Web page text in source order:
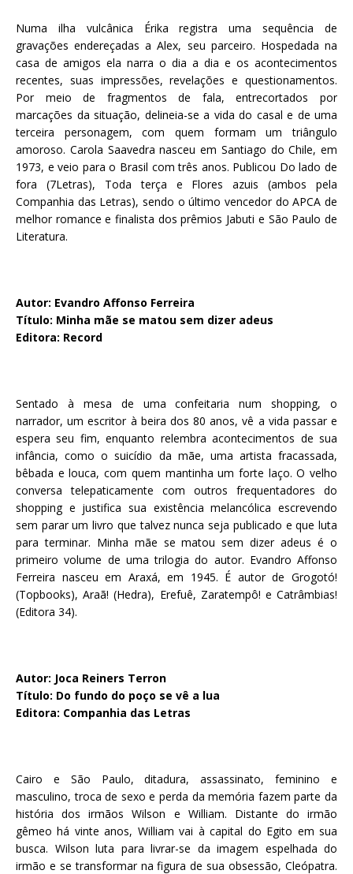
Numa ilha vulcânica Érika registra uma sequência de
gravações endereçadas a Alex, seu parceiro. Hospedada na
casa de amigos ela narra o dia a dia e os acontecimentos
recentes, suas impressões, revelações e questionamentos.
Por meio de fragmentos de fala, entrecortados por
marcações da situação, delineia-se a vida do casal e de uma
terceira personagem, com quem formam um triângulo
amoroso. Carola Saavedra nasceu em Santiago do Chile, em
1973, e veio para o Brasil com três anos. Publicou Do lado de
fora (7Letras), Toda terça e Flores azuis (ambos pela
Companhia das Letras), sendo o último vencedor do APCA de
melhor romance e finalista dos prêmios Jabuti e São Paulo de
Literatura.
Autor: Evandro Affonso Ferreira
Título: Minha mãe se matou sem dizer adeus
Editora: Record
Sentado à mesa de uma confeitaria num shopping, o
narrador, um escritor à beira dos 80 anos, vê a vida passar e
espera seu fim, enquanto relembra acontecimentos de sua
infância, como o suicídio da mãe, uma artista fracassada,
bêbada e louca, com quem mantinha um forte laço. O velho
conversa telepaticamente com outros frequentadores do
shopping e justifica sua existência melancólica escrevendo
sem parar um livro que talvez nunca seja publicado e que luta
para terminar. Minha mãe se matou sem dizer adeus é o
primeiro volume de uma trilogia do autor. Evandro Affonso
Ferreira nasceu em Araxá, em 1945. É autor de Grogotó!
(Topbooks), Araã! (Hedra), Erefuê, Zaratempô! e Catrâmbias!
(Editora 34).
Autor: Joca Reiners Terron
Título: Do fundo do poço se vê a lua
Editora: Companhia das Letras
Cairo e São Paulo, ditadura, assassinato, feminino e
masculino, troca de sexo e perda da memória fazem parte da
história dos irmãos Wilson e William. Distante do irmão
gêmeo há vinte anos, William vai à capital do Egito em sua
busca. Wilson luta para livrar-se da imagem espelhada do
irmão e se transformar na figura de sua obsessão, Cleópatra.